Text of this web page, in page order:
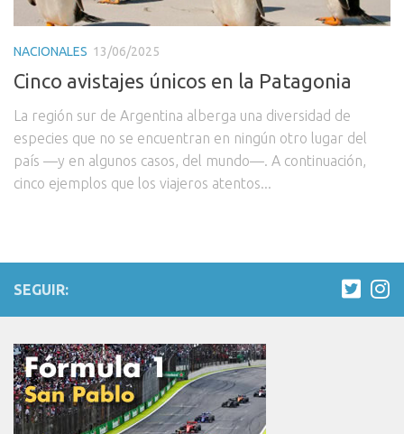
NACIONALES 13/06/2025
Cinco avistajes únicos en la Patagonia
La región sur de Argentina alberga una diversidad de
especies que no se encuentran en ningún otro lugar del
país —y en algunos casos, del mundo—. A continuación,
cinco ejemplos que los viajeros atentos...
SEGUIR: